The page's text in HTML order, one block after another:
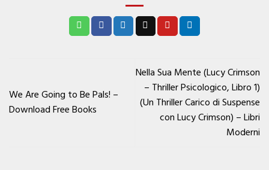
We Are Going to Be Pals! –
Download Free Books
Nella Sua Mente (Lucy Crimson
– Thriller Psicologico, Libro 1)
(Un Thriller Carico di Suspense
con Lucy Crimson) – Libri
Moderni